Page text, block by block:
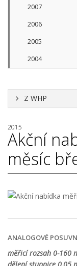
2007
2006
2005
2004
Z WHP
2015
Akční
měsíc
ANALOGOVÉ
měřicí rozsah 0-160